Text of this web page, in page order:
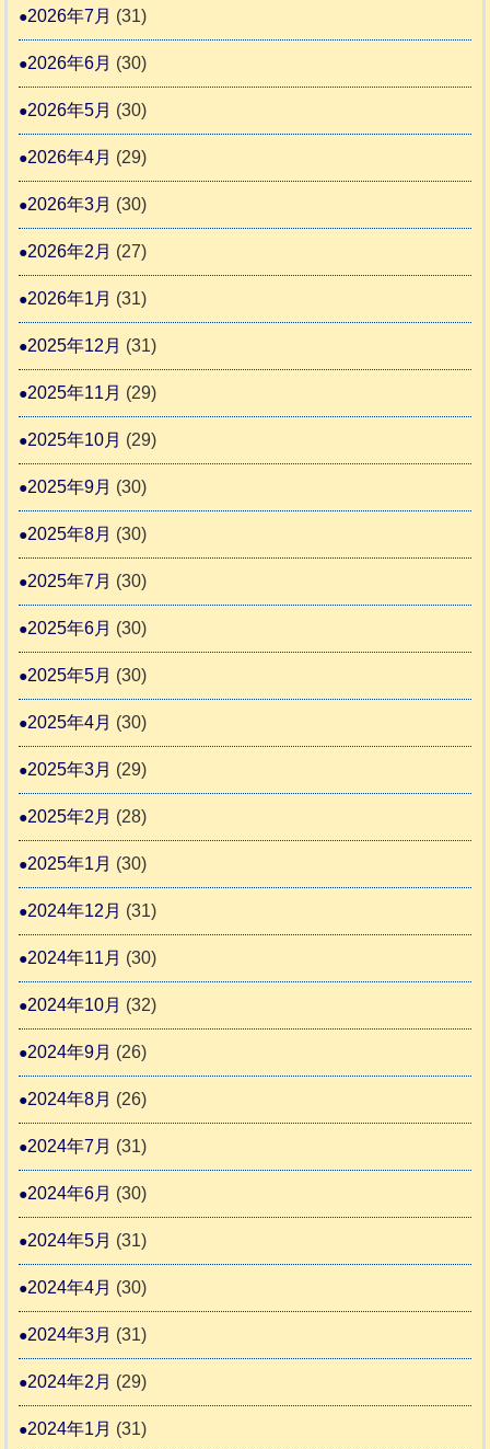
さ
記
4
預
支
ま
2026年7月 (31)
2026年6月 (30)
2026年5月 (30)
2026年4月 (29)
2026年3月 (30)
2026年2月 (27)
2026年1月 (31)
2025年12月 (31)
2025年11月 (29)
2025年10月 (29)
2025年9月 (30)
2025年8月 (30)
2025年7月 (30)
2025年6月 (30)
2025年5月 (30)
2025年4月 (30)
2025年3月 (29)
2025年2月 (28)
2025年1月 (30)
2024年12月 (31)
2024年11月 (30)
2024年10月 (32)
2024年9月 (26)
2024年8月 (26)
2024年7月 (31)
2024年6月 (30)
2024年5月 (31)
2024年4月 (30)
2024年3月 (31)
2024年2月 (29)
2024年1月 (31)